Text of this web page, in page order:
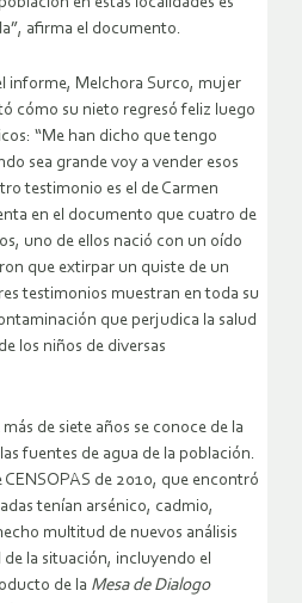
afirma el documento.
informe, Melchora Surco, mujer
cómo su nieto regresó feliz luego
“Me han dicho que tengo
sea grande voy a vender esos
testimonio es el de Carmen
en el documento que cuatro de
uno de ellos nació con un oído
que extirpar un quiste de un
testimonios muestran en toda su
que perjudica la salud
los niños de diversas
de siete años se conoce de la
fuentes de agua de la población.
de 2010, que encontró
tenían arsénico, cadmio,
multitud de nuevos análisis
la situación, incluyendo el
de la Mesa de Dialogo